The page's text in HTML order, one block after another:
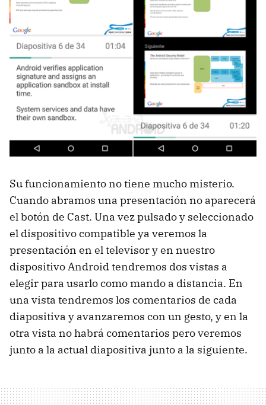
Su funcionamiento no tiene mucho misterio.
Cuando abramos una presentación no aparecerá
el botón de Cast. Una vez pulsado y seleccionado
el dispositivo compatible ya veremos la
presentación en el televisor y en nuestro
dispositivo Android tendremos dos vistas a
elegir para usarlo como mando a distancia. En
una vista tendremos los comentarios de cada
diapositiva y avanzaremos con un gesto, y en la
otra vista no habrá comentarios pero veremos
junto a la actual diapositiva junto a la siguiente.